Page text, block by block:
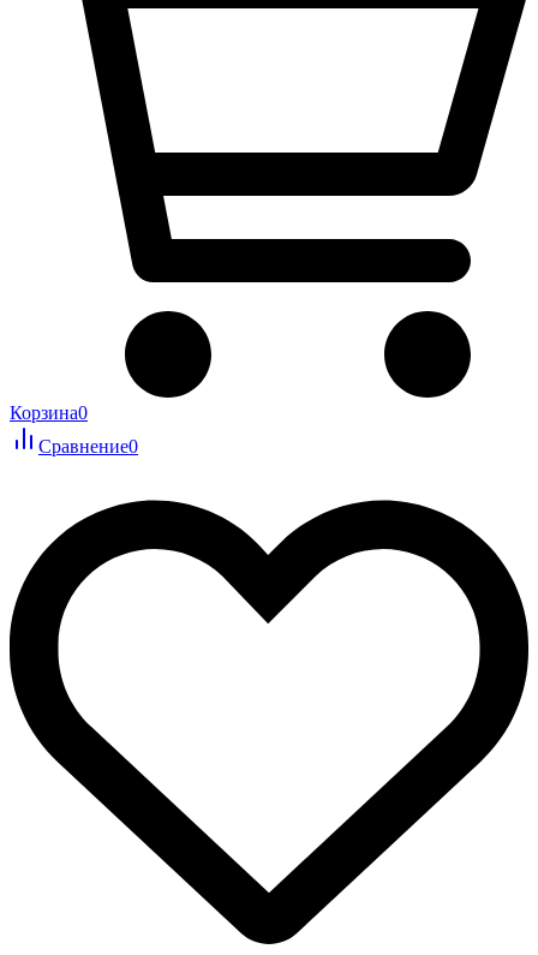
Корзина0
Сравнение0